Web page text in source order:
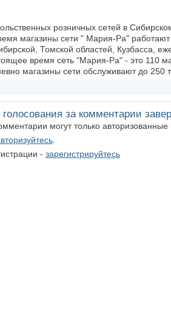
розничных сетей в
магазины сети " Мария-Ра"
Томской областей, Кузбасса,
время сеть "Мария-Ра" - это 110
магазины сети обслуживают до 250
за комментарии
могут только авторизованные
- зарегистрируйтесь